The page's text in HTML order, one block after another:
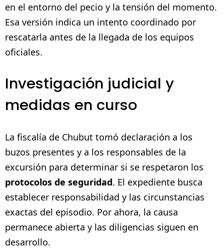
en el entorno del pecio y la tensión del momento.
Esa versión indica un intento coordinado por
rescatarla antes de la llegada de los equipos
oficiales.
Investigación judicial y
medidas en curso
La fiscalía de Chubut tomó declaración a los
buzos presentes y a los responsables de la
excursión para determinar si se respetaron los
protocolos de seguridad. El expediente busca
establecer responsabilidad y las circunstancias
exactas del episodio. Por ahora, la causa
permanece abierta y las diligencias siguen en
desarrollo.